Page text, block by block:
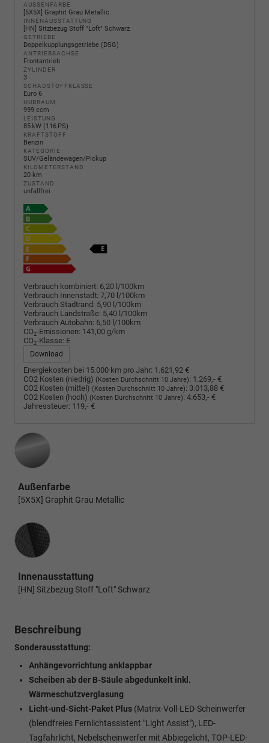
AUSSENFARBE
[5X5X] Graphit Grau Metallic
INNENAUSSTATTUNG
[HN] Sitzbezug Stoff "Loft" Schwarz
GETRIEBE
Doppelkupplungsgetriebe (DSG)
ANTRIEBSACHSE
Frontantrieb
ZYLINDER
3
SCHADSTOFFKLASSE
Euro 6
HUBRAUM
999 ccm
LEISTUNG
85 kW (116 PS)
KRAFTSTOFF
Benzin
KATEGORIE
SUV/Geländewagen/Pickup
KILOMETERSTAND
20 km
ZUSTAND
unfallfrei
Verbrauch kombiniert: 6,20 l/100km
Verbrauch Innenstadt: 7,70 l/100km
Verbrauch Stadtrand: 5,90 l/100km
Verbrauch Landstraße: 5,40 l/100km
Verbrauch Autobahn: 6,50 l/100km
CO2-Emissionen: 141,00 g/km
CO2-Klasse: E
Download
Energiekosten bei 15.000 km pro Jahr: 1.621,92 €
CO2 Kosten (niedrig) (Kosten Durchschnitt 10 Jahre): 1.269,- €
CO2 Kosten (mittel) (Kosten Durchschnitt 10 Jahre): 3.013,88 €
CO2 Kosten (hoch) (Kosten Durchschnitt 10 Jahre): 4.653,- €
Jahressteuer: 119,- €
Außenfarbe
[5X5X] Graphit Grau Metallic
Innenausstattung
Innenausstattung
[HN] Sitzbezug Stoff "Loft" Schwarz
Beschreibung
Sonderausstattung:
Anhängevorrichtung anklappbar
Scheiben ab der B-Säule abgedunkelt inkl.
Wärmeschutzverglasung
Licht-und-Sicht-Paket Plus (Matrix-Voll-LED-Scheinwerfer
(blendfreies Fernlichtassistent "Light Assist"), LED-
Tagfahrlicht, Nebelscheinwerfer mit Abbiegelicht, TOP-LED-